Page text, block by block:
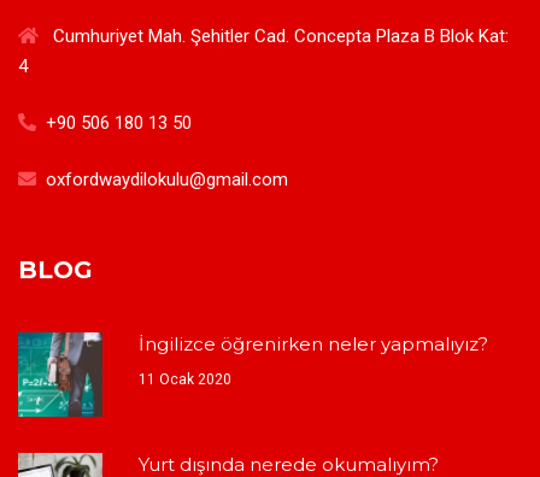
Cumhuriyet Mah. Şehitler Cad. Concepta Plaza B Blok Kat:
4
+90 506 180 13 50
oxfordwaydilokulu@gmail.com
BLOG
İngilizce öğrenirken neler yapmalıyız?
11 Ocak 2020
Yurt dışında nerede okumalıyım?